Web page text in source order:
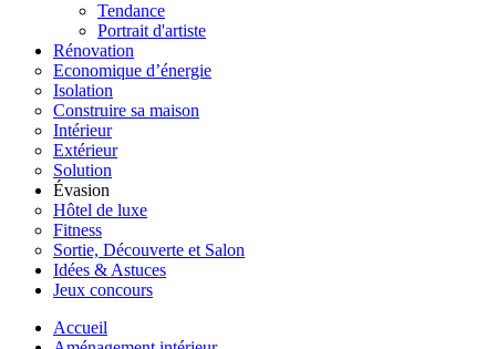
Tendance
Portrait d'artiste
Rénovation
Economique d’énergie
Isolation
Construire sa maison
Intérieur
Extérieur
Solution
Évasion
Hôtel de luxe
Fitness
Sortie, Découverte et Salon
Idées & Astuces
Jeux concours
Accueil